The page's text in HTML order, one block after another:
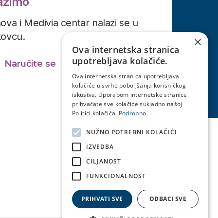
i Medivia centar nalazi se u
Naručite se
×
Ova internetska stranica
upotrebljava kolačiće.
Ova internetska stranica upotrebljava
kolačiće u svrhe poboljšanja korisničkog
iskustva. Uporabom internetske stranice
prihvaćate sve kolačiće sukladno našoj
Politici kolačića. Podrobno
NUŽNO POTREBNI KOLAČIĆI
IZVEDBA
CILJANOST
FUNKCIONALNOST
PRIHVATI SVE ODBACI SVE